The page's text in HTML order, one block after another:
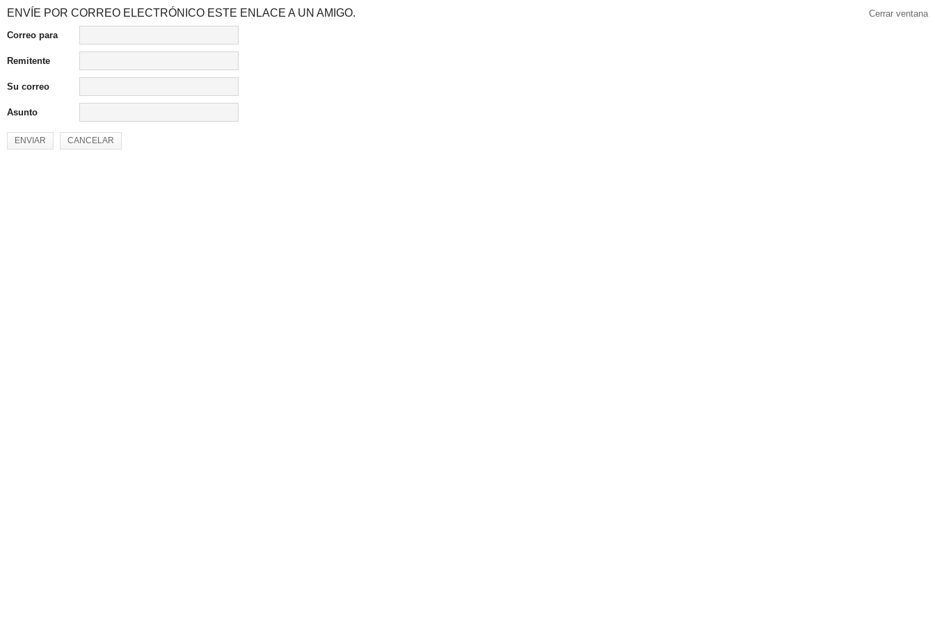
ENVÍE POR CORREO ELECTRÓNICO ESTE ENLACE A UN AMIGO. Cerrar ventana
Correo para
Remitente
Su correo
Asunto
ENVIAR CANCELAR